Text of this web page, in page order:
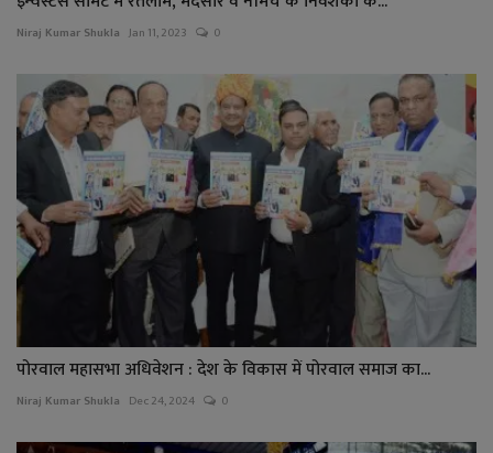
Niraj Kumar Shukla Jan 11, 2023 0
पोरवाल महासभा अधिवेशन : देश के विकास में पोरवाल समाज का...
Niraj Kumar Shukla Dec 24, 2024 0